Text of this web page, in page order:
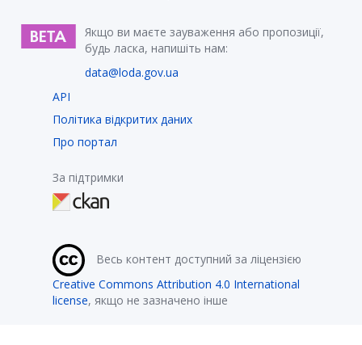
Якщо ви маєте зауваження або пропозиції,
будь ласка, напишіть нам:
data@loda.gov.ua
API
Політика відкритих даних
Про портал
За підтримки
Весь контент доступний за ліцензією
Creative Commons Attribution 4.0 International
license, якщо не зазначено інше